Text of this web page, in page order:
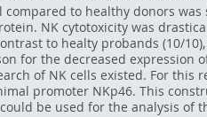
compared to healthy donors
NK cytotoxicity was
to healty probands (10/
for the decreased expression
of NK cells existed. For this
promoter NKp46. This
be used for the analysis of